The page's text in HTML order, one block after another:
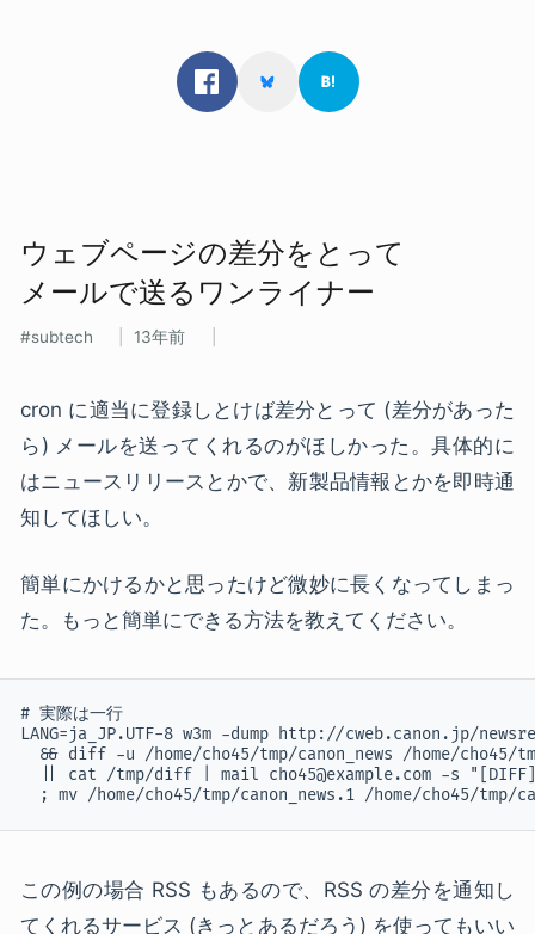
ウェブページの​差分を​とって​
メールで​送る​ワンライナー
subtech 13年前
cron に適当に登録しとけば差分とって (差分があった
ら) メールを送ってくれるのがほしかった。具体的に
はニュースリリースとかで、新製品情報とかを即時通
知してほしい。
簡単にかけるかと思ったけど微妙に長くなってしまっ
た。もっと簡単にできる方法を教えてください。
# 実際は一行
LANG=ja_JP.UTF-8 w3m -dump http://cweb.canon.jp/
&& diff -u /home/cho45/tmp/canon_news /home/cho45/
|| cat /tmp/diff | mail cho45@example.com -s
; mv /home/cho45/tmp/canon_news.1 /home/cho45/tmp/
この例の場合 RSS もあるので、RSS の差分を通知し
てくれるサービス (きっとあるだろう) を使ってもいい